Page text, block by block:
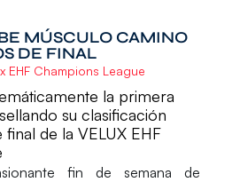
MÚSCULO CAMINO
DE FINAL
EHF Champions League
la primera
su clasificación
de la VELUX EHF
fin de semana de